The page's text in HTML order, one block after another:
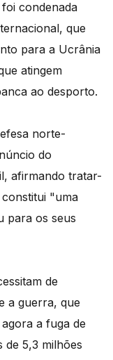
condenada
que
para a Ucrânia
atingem
ao desporto.
norte-
do
afirmando tratar-
"uma
para os seus
de
a guerra, que
a fuga de
de 5,3 milhões